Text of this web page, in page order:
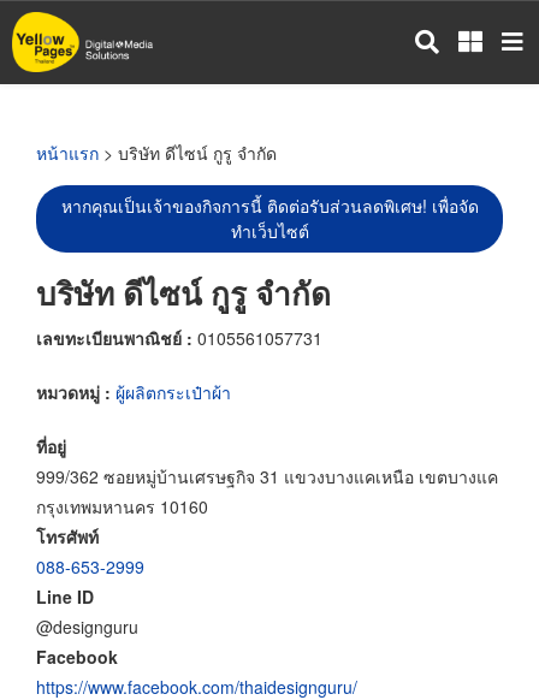
ข้าม
ไป
หน้าแรก > บริษัท ดีไซน์ กูรู จำกัด
หากคุณเป็นเจ้าของกิจการนี้ ติดต่อรับส่วนลดพิเศษ! เพื่อจัด
ทำเว็บไซต์
บริษัท ดีไซน์ กูรู จำกัด
เลขทะเบียนพาณิชย์ : 0105561057731
หมวดหมู่ : ผู้ผลิตกระเป๋าผ้า
ที่อยู่
999/362 ซอยหมู่บ้านเศรษฐกิจ 31 แขวงบางแคเหนือ เขตบางแค
กรุงเทพมหานคร 10160
โทรศัพท์
088-653-2999
Line ID
@designguru
Facebook
https://www.facebook.com/thaidesignguru/